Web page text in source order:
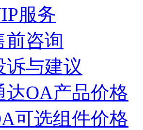
服务
前咨询
诉与建议
达OA产品价格
可选组件价格